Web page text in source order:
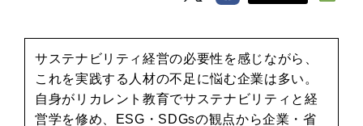
サステナビリティ経営の必要性を感じながら、
これを実践する人材の不足に悩む企業は多い。
自身がリカレント教育でサステナビリティと経
営学を修め、ESG・SDGsの観点から企業・省